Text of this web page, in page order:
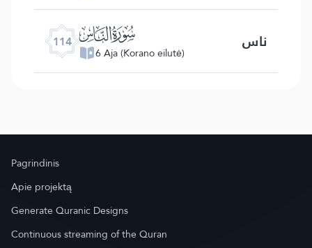
114 ﰟ
6 Aja (Korano eilutė) ناس
Pagrindinis
Apie projektą
Generate Quranic Designs
Continuous streaming of the Quran